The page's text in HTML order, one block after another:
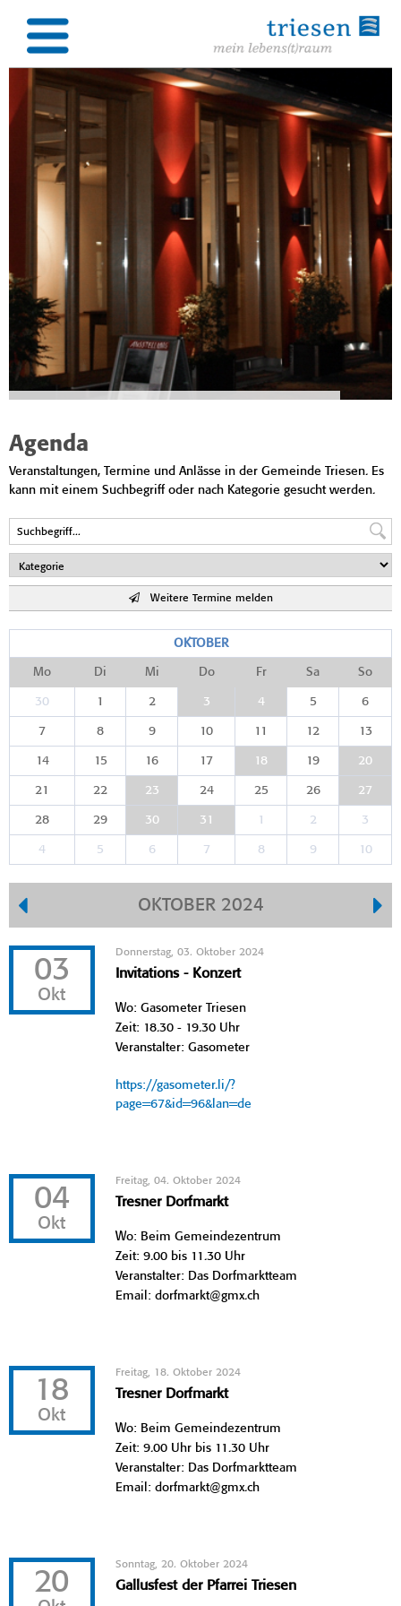
Agenda
Veranstaltungen, Termine und Anlässe in der Gemeinde Triesen. Es
kann mit einem Suchbegriff oder nach Kategorie gesucht werden.
Weitere Termine melden
OKTOBER
Mo Di Mi Do Fr Sa So
30 1 2 3 4 5 6
7 8 9 10 11 12 13
14 15 16 17 18 19 20
21 22 23 24 25 26 27
28 29 30 31 1 2 3
4 5 6 7 8 9 10
OKTOBER 2024
03
Okt
Donnerstag, 03. Oktober 2024
Invitations - Konzert
Wo: Gasometer Triesen
Zeit: 18.30 - 19.30 Uhr
Veranstalter: Gasometer
https://gasometer.li/?
page=67&id=96&lan=de
04
Okt
Freitag, 04. Oktober 2024
Tresner Dorfmarkt
Wo: Beim Gemeindezentrum
Zeit: 9.00 bis 11.30 Uhr
Veranstalter: Das Dorfmarktteam
Email: dorfmarkt@gmx.ch
18
Okt
Freitag, 18. Oktober 2024
Tresner Dorfmarkt
Wo: Beim Gemeindezentrum
Zeit: 9.00 Uhr bis 11.30 Uhr
Veranstalter: Das Dorfmarktteam
Email: dorfmarkt@gmx.ch
20
Sonntag, 20. Oktober 2024
Gallusfest der Pfarrei Triesen